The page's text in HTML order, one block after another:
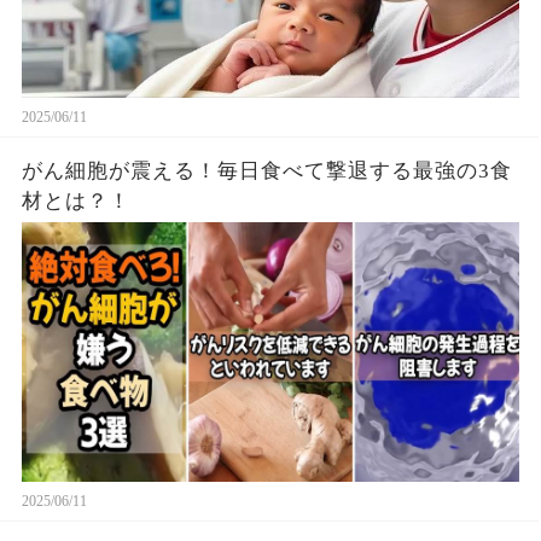
2025/06/11
がん細胞が震える！毎日食べて撃退する最強の3食
材とは？！
2025/06/11